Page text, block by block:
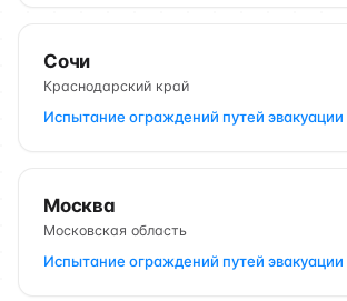
Сочи
Краснодарский край
Испытание ограждений путей
Москва
Московская область
Испытание ограждений путей